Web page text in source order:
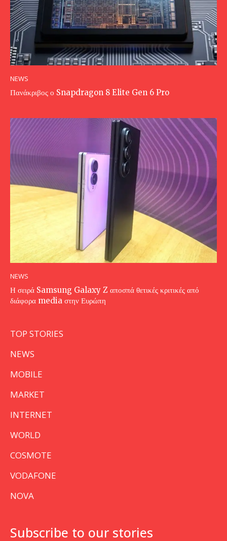
NEWS
Πανάκριβος ο Snapdragon 8 Elite Gen 6 Pro
NEWS
Η σειρά Samsung Galaxy Z αποσπά θετικές κριτικές από
διάφορα media στην Ευρώπη
TOP STORIES
NEWS
MOBILE
MARKET
INTERNET
WORLD
COSMOTE
VODAFONE
NOVA
Subscribe to our stories